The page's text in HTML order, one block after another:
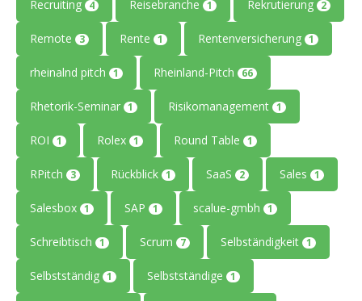
Recruiting 4 Reisebranche 1 Rekrutierung 2
Remote 3 Rente 1 Rentenversicherung 1
rheinalnd pitch 1 Rheinland-Pitch 66
Rhetorik-Seminar 1 Risikomanagement 1
ROI 1 Rolex 1 Round Table 1
RPitch 3 Rückblick 1 SaaS 2 Sales 1
Salesbox 1 SAP 1 scalue-gmbh 1
Schreibtisch 1 Scrum 7 Selbständigkeit 1
Selbstständig 1 Selbstständige 1